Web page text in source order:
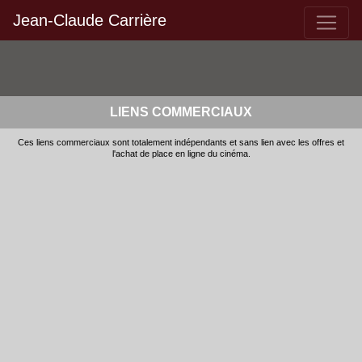
Jean-Claude Carrière
LIENS COMMERCIAUX
Ces liens commerciaux sont totalement indépendants et sans lien avec les offres et
l'achat de place en ligne du cinéma.